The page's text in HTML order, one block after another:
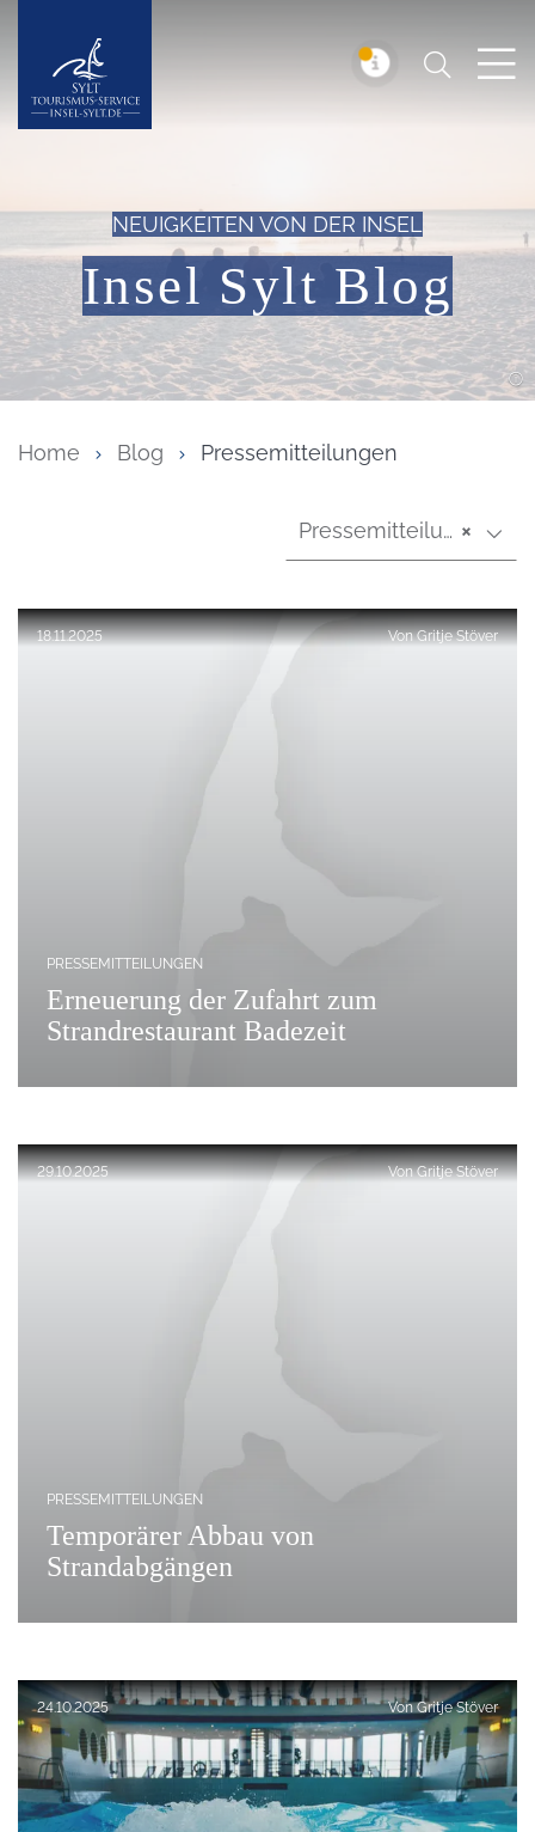
Insel Sylt Suchen
NEUIGKEITEN VON DER INSEL
Insel Sylt Blog
Home Blog Pressemitteilungen
×
Pressemitteilungen
Veröffentlicht am:
18.11.2025 VonGritje Stöver
Erneuerung der Zufahrt zum
Strandrestaurant Badezeit
PRESSEMITTEILUNGEN
Veröffentlicht am:
29.10.2025 VonGritje Stöver
Temporärer Abbau von
Strandabgängen
PRESSEMITTEILUNGEN
Veröffentlicht am:
24.10.2025 VonGritje Stöver